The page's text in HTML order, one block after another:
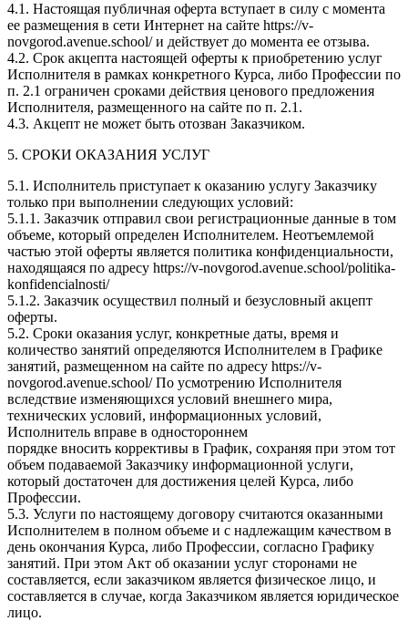
4.1. Настоящая публичная оферта вступает в силу с момента
ее размещения в сети Интернет на сайте https://v-
novgorod.avenue.school/ и действует до момента ее отзыва.
4.2. Срок акцепта настоящей оферты к приобретению услуг
Исполнителя в рамках конкретного Курса, либо Профессии по
п. 2.1 ограничен сроками действия ценового предложения
Исполнителя, размещенного на сайте по п. 2.1.
4.3. Акцепт не может быть отозван Заказчиком.
5. СРОКИ ОКАЗАНИЯ УСЛУГ
5.1. Исполнитель приступает к оказанию услугу Заказчику
только при выполнении следующих условий:
5.1.1. Заказчик отправил свои регистрационные данные в том
объеме, который определен Исполнителем. Неотъемлемой
частью этой оферты является политика конфиденциальности,
находящаяся по адресу https://v-novgorod.avenue.school/politika-
konfidencialnosti/
5.1.2. Заказчик осуществил полный и безусловный акцепт
оферты.
5.2. Сроки оказания услуг, конкретные даты, время и
количество занятий определяются Исполнителем в Графике
занятий, размещенном на сайте по адресу https://v-
novgorod.avenue.school/ По усмотрению Исполнителя
вследствие изменяющихся условий внешнего мира,
технических условий, информационных условий,
Исполнитель вправе в одностороннем
порядке вносить коррективы в График, сохраняя при этом тот
объем подаваемой Заказчику информационной услуги,
который достаточен для достижения целей Курса, либо
Профессии.
5.3. Услуги по настоящему договору считаются оказанными
Исполнителем в полном объеме и с надлежащим качеством в
день окончания Курса, либо Профессии, согласно Графику
занятий. При этом Акт об оказании услуг сторонами не
составляется, если заказчиком является физическое лицо, и
составляется в случае, когда Заказчиком является юридическое
лицо.